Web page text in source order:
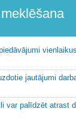
jautājumi
var palīdzēt atrast